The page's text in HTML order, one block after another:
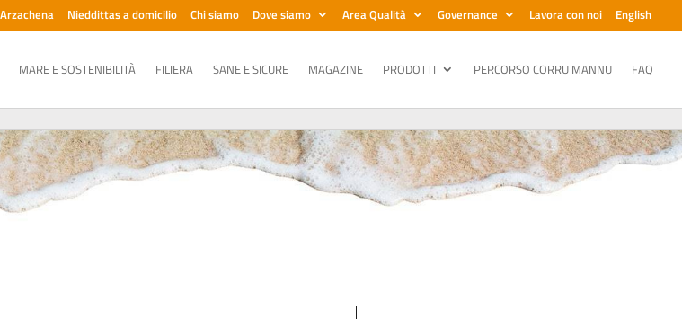
Nieddittas a domicilio Chi siamo Dove siamo Area Qualità Governance Lavora con noi English
MARE E SOSTENIBILITÀ FILIERA SANE E SICURE MAGAZINE PRODOTTI PERCORSO CORRU MANNU FAQ